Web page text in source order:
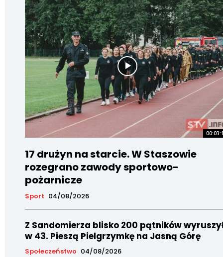
17 drużyn na starcie. W Staszowie
rozegrano zawody sportowo-
pożarnicze
Sport 04/08/2026
Z Sandomierza blisko 200 pątników
w 43. Pieszą Pielgrzymkę na Jasną Górę
Społeczeństwo 04/08/2026